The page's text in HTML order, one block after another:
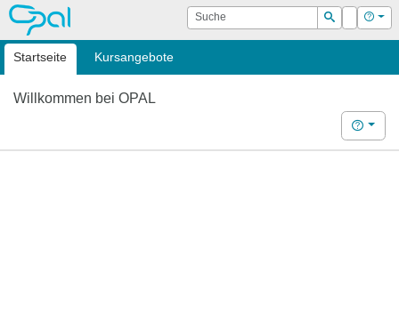
OPAL Suche
Suchen
Login Hilfe
Startseite Kursangebote
Willkommen bei OPAL
Hilfe